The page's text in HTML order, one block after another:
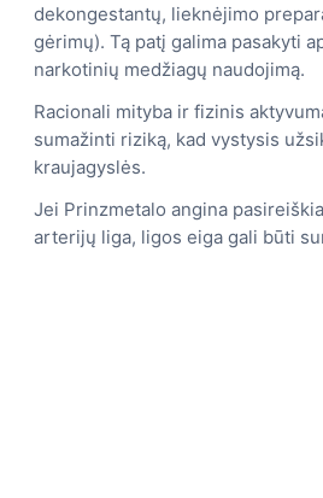
dekongestantų, lieknėjimo
gėrimų). Tą patį galima pasakyti
narkotinių medžiagų naudojimą.
Racionali mityba ir fizinis
sumažinti riziką, kad vystysis
kraujagyslės.
Jei Prinzmetalo angina
arterijų liga, ligos eiga gali būti